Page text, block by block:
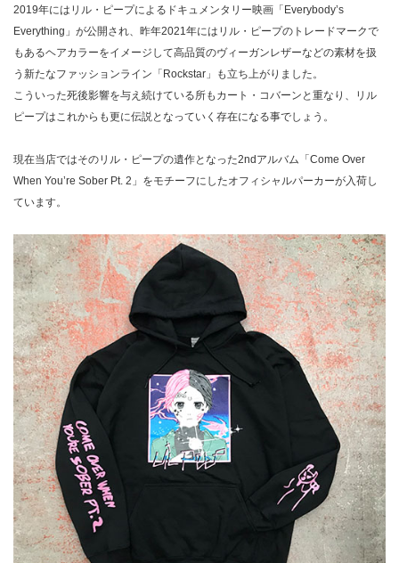
2019年にはリル・ピープによるドキュメンタリー映画「Everybody’s
Everything」が公開され、昨年2021年にはリル・ピープのトレードマークで
もあるヘアカラーをイメージして高品質のヴィーガンレザーなどの素材を扱
う新たなファッションライン「Rockstar」も立ち上がりました。
こういった死後影響を与え続けている所もカート・コバーンと重なり、リル
ピープはこれからも更に伝説となっていく存在になる事でしょう。
現在当店ではそのリル・ピープの遺作となった2ndアルバム「Come Over
When You’re Sober Pt. 2」をモチーフにしたオフィシャルパーカーが入荷し
ています。